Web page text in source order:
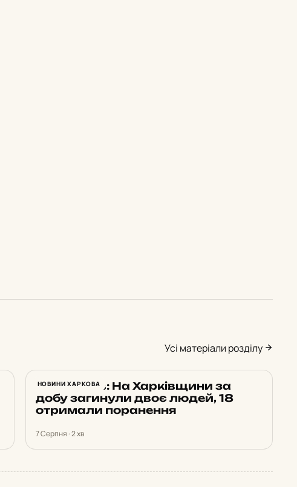
Усі матеріали розділу
НОВИНИ ХАРКОВА
Синєгубов: На Харківщини за
добу загинули двоє людей, 18
отримали поранення
7 Серпня · 2 хв